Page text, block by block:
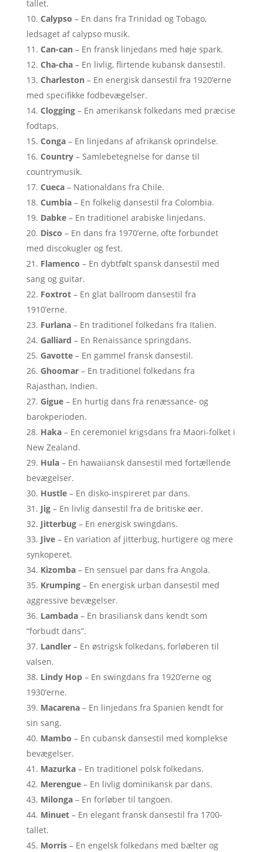
tallet.
Calypso – En dans fra Trinidad og Tobago,
ledsaget af calypso musik.
Can-can– En fransk linjedans med høje spark.
Cha-cha– En livlig, flirtende kubansk dansestil.
Charleston– En energisk dansestil fra 1920’erne
med specifikke fodbevægelser.
Clogging– En amerikansk folkedans med præcise
fodtaps.
Conga– En linjedans af afrikansk oprindelse.
Country– Samlebetegnelse for danse til
countrymusik.
Cueca– Nationaldans fra Chile.
Cumbia– En folkelig dansestil fra Colombia.
Dabke– En traditionel arabiske linjedans.
Disco – En dans fra 1970’erne, ofte forbundet
med discokugler og fest.
Flamenco – En dybtfølt spansk dansestil med
sang og guitar.
Foxtrot– En glat ballroom dansestil fra
1910’erne.
Furlana– En traditionel folkedans fra Italien.
Galliard – En Renaissance springdans.
Gavotte– En gammel fransk dansestil.
Ghoomar– En traditionel folkedans fra
Rajasthan, Indien.
Gigue– En hurtig dans fra renæssance- og
barokperioden.
Haka– En ceremoniel krigsdans fra Maori-folket i
New Zealand.
Hula– En hawaiiansk dansestil med fortællende
bevægelser.
Hustle– En disko-inspireret par dans.
Jig– En livlig dansestil fra de britiske øer.
Jitterbug– En energisk swingdans.
Jive– En variation af jitterbug, hurtigere og mere
synkoperet.
Kizomba– En sensuel par dans fra Angola.
Krumping– En energisk urban dansestil med
aggressive bevægelser.
Lambada– En brasiliansk dans kendt som
“forbudt dans”.
Landler– En østrigsk folkedans, forløberen til
valsen.
Lindy Hop– En swingdans fra 1920’erne og
1930’erne.
Macarena– En linjedans fra Spanien kendt for
sin sang.
Mambo – En cubansk dansestil med komplekse
bevægelser.
Mazurka– En traditionel polsk folkedans.
Merengue– En livlig dominikansk par dans.
Milonga– En forløber til tangoen.
Minuet– En elegant fransk dansestil fra 1700-
tallet.
Morris– En engelsk folkedans med bælter og